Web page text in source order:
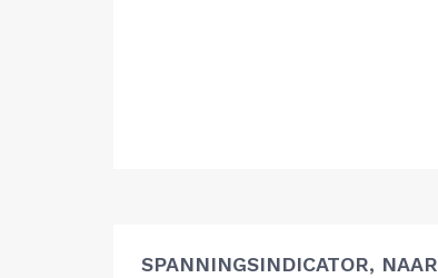
SPANNINGSINDICATOR, NAAR